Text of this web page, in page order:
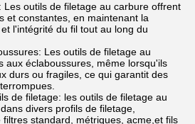
Les outils de filetage au carbure offrent
et constantes, en maintenant la
l'intégrité du fil tout au long du
Les outils de filetage au
aux éclaboussures, même lorsqu'ils
durs ou fragiles, ce qui garantit des
de filetage: les outils de filetage au
divers profils de filetage,
standard, métriques, acme,et fils